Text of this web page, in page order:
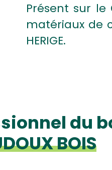
Présent sur
matériaux de
HERIGE.
du
BOIS